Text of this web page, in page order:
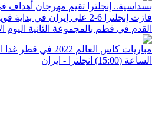
بسداسية.. إنجلترا تقيم مهرجان أهداف
فازت إنجلترا 6-2 على إيران
القدم في قطم بالمجموعة الثانية اليوم
مباريات كاس العالم 2022 في قطر غدا الاثنين 21-11-2022
الساعة (15:00) انجلترا - ايران